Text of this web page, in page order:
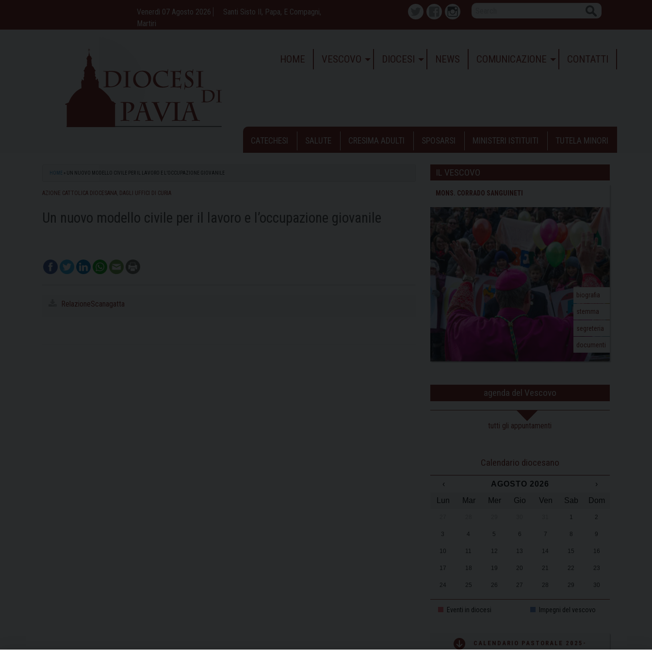
content
Venerdì 07 Agosto 2026
Santi Sisto II, Papa, E Compagni,
Martiri
Twitter FacebookInstagram
HOME VESCOVO DIOCESI NEWS COMUNICAZIONE CONTATTI
CATECHESI SALUTE CRESIMA ADULTI SPOSARSI MINISTERI ISTITUITI TUTELA MINORI
HOME » UN NUOVO MODELLO CIVILE PER IL LAVORO E L’OCCUPAZIONE GIOVANILE
AZIONE CATTOLICA DIOCESANA DAGLI UFFICI DI CURIA
Un nuovo modello civile per il lavoro e l’occupazione giovanile
RelazioneScanagatta
IL VESCOVO
MONS. CORRADO SANGUINETI
biografia
stemma
segreteria
documenti
agenda del Vescovo
tutti gli appuntamenti
Calendario diocesano
‹ AGOSTO 2026
›
Lun
Mar Mer Gio Ven Sab Dom
1 2
3 4 5 6 7 8 9
10 11 12 13 14 15 16
17 18 19 20 21 22 23
24 25 26 27 28 29 30
Eventi in diocesi Impegni del vescovo
CALENDARIO PASTORALE 2025-